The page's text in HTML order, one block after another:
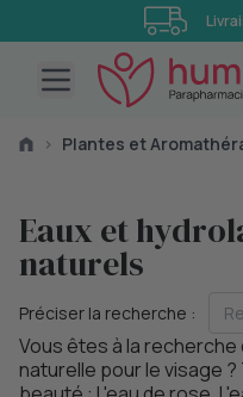
Open main menu
› Plantes et
Eaux et
naturels
Préciser la recherche :
Vous êtes à la
naturelle pour le visage